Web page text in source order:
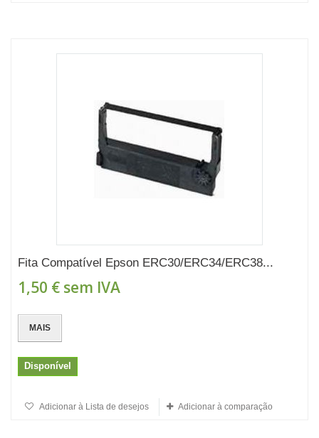
Fita Compatível Epson ERC30/ERC34/ERC38...
1,50 € sem IVA
MAIS
Disponível
Adicionar à Lista de desejos Adicionar à comparação